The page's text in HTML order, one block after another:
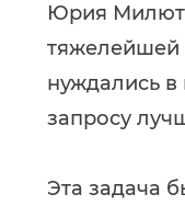
Юрия
тяжелейшей
нуждались в
запросу
Эта задача